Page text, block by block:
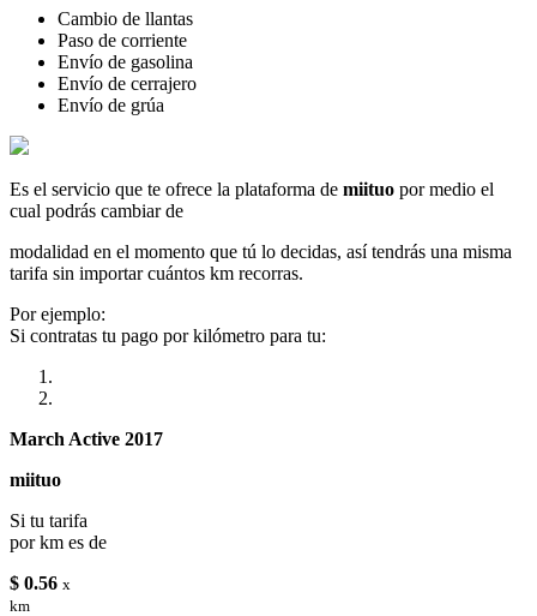
Cambio de llantas
Paso de corriente
Envío de gasolina
Envío de cerrajero
Envío de grúa
Es el servicio que te ofrece la plataforma de miituo por medio el
cual podrás cambiar de
modalidad en el momento que tú lo decidas, así tendrás una misma
tarifa sin importar cuántos km recorras.
Por ejemplo:
Si contratas tu pago por kilómetro para tu:
March Active 2017
miituo
Si tu tarifa
por km es de
$ 0.56 x
km